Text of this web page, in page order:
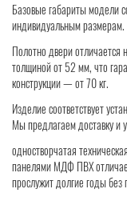
Базовые габариты модели
индивидуальным размерам.
Полотно двери
толщиной от 52 мм, что
конструкции — от 70 кг.
Изделие соответствует
Мы предлагаем доставку и
одностворчатая
панелями МДФ ПВХ
прослужит долгие годы без